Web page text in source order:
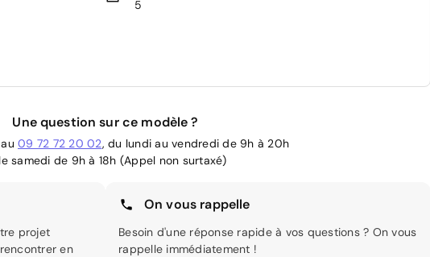
5
Une question sur ce modèle ?
09 72 72 20 02, du lundi au vendredi de 9h à 20h
samedi de 9h à 18h (Appel non surtaxé)
projet
en
On vous rappelle
Besoin d'une réponse rapide à vos questions ? On vous
rappelle immédiatement !